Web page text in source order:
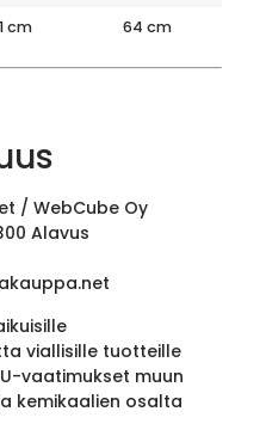
cm 64 cm
/ WebCube Oy
Alavus
viallisille tuotteille
vaatimukset muun
kemikaalien osalta